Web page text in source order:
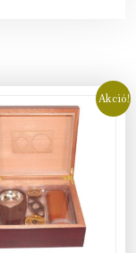
Akció!